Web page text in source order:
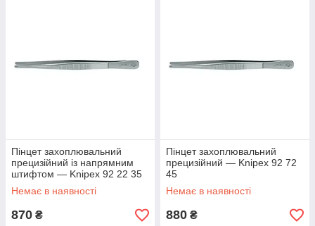
Пінцет захоплювальний
прецизійний із напрямним
штифтом — Knipex 92 22 35
Немає в наявності
870 ₴
Пінцет захоплювальний
прецизійний — Knipex 92 72
45
Немає в наявності
880 ₴